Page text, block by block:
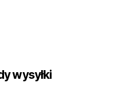
wysyłki